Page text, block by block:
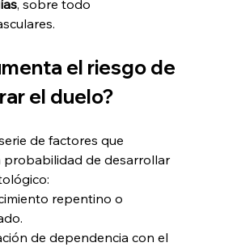
, sobre todo
el riesgo de
el duelo?
de factores que
probabilidad de desarrollar
repentino o
de dependencia con el